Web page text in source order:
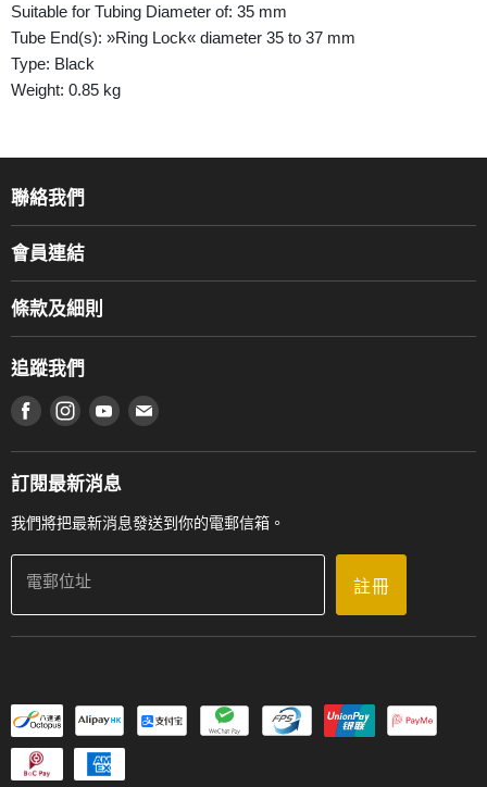
Suitable for Tubing Diameter of: 35 mm
Tube End(s): »Ring Lock« diameter 35 to 37 mm
Type: Black
Weight: 0.85 kg
聯絡我們
服務部
通利工程
登記保養
產品序號查詢
聯絡我們
會員連結
香港管弦樂導師協會
條款及細則
使用條款及細則
私隱條款
門市購買產品及服務
追蹤我們
在 Facebook 上找到我們
在 Instagram 上找到我們
在 Youtube 上找到我們
在 電子郵件 上找到我們
訂閱最新消息
我們將把最新消息發送到你的電郵信箱。
電郵位址 註冊